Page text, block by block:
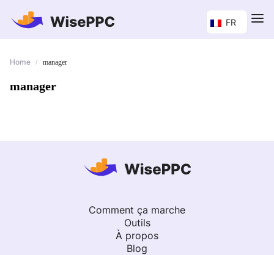
FR
Home / manager
manager
Comment ça marche
Outils
À propos
Blog